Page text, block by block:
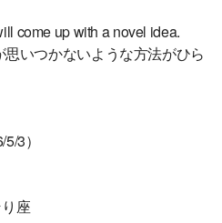
come up with a novel idea.
思いつかないような方法がひら
3）
座